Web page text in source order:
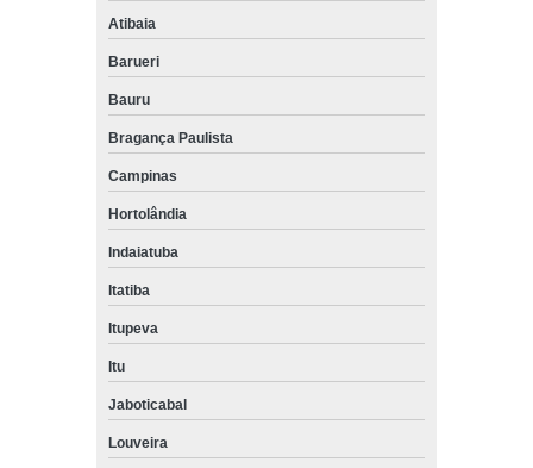
Atibaia
Barueri
Bauru
Bragança Paulista
Campinas
Hortolândia
Indaiatuba
Itatiba
Itupeva
Itu
Jaboticabal
Louveira